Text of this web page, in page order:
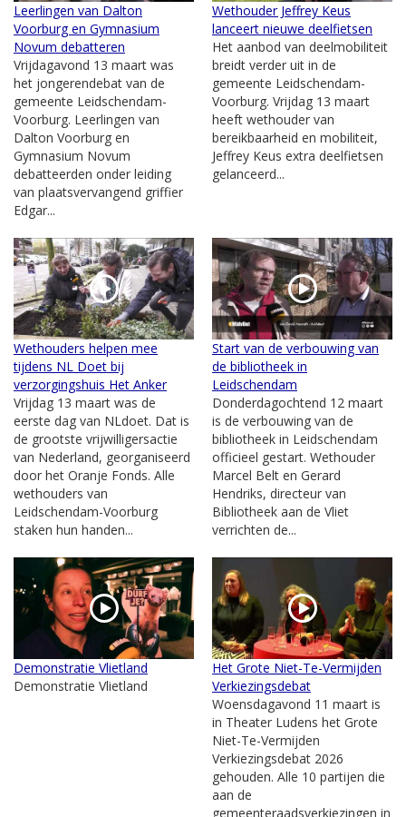
Leerlingen van Dalton
Voorburg en Gymnasium
Novum debatteren
Vrijdagavond 13 maart was
het jongerendebat van de
gemeente Leidschendam-
Voorburg. Leerlingen van
Dalton Voorburg en
Gymnasium Novum
debatteerden onder leiding
van plaatsvervangend griffier
Edgar...
Wethouder Jeffrey Keus
lanceert nieuwe deelfietsen
Het aanbod van deelmobiliteit
breidt verder uit in de
gemeente Leidschendam-
Voorburg. Vrijdag 13 maart
heeft wethouder van
bereikbaarheid en mobiliteit,
Jeffrey Keus extra deelfietsen
gelanceerd...
Wethouders helpen mee
tijdens NL Doet bij
verzorgingshuis Het Anker
Vrijdag 13 maart was de
eerste dag van NLdoet. Dat is
de grootste vrijwilligersactie
van Nederland, georganiseerd
door het Oranje Fonds. Alle
wethouders van
Leidschendam-Voorburg
staken hun handen...
Start van de verbouwing van
de bibliotheek in
Leidschendam
Donderdagochtend 12 maart
is de verbouwing van de
bibliotheek in Leidschendam
officieel gestart. Wethouder
Marcel Belt en Gerard
Hendriks, directeur van
Bibliotheek aan de Vliet
verrichten de...
Demonstratie Vlietland
Demonstratie Vlietland
Het Grote Niet-Te-Vermijden
Verkiezingsdebat
Woensdagavond 11 maart is
in Theater Ludens het Grote
Niet-Te-Vermijden
Verkiezingsdebat 2026
gehouden. Alle 10 partijen die
aan de
gemeenteraadsverkiezingen in